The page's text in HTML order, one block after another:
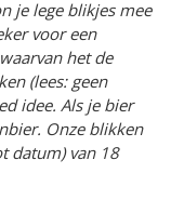
je lege blikjes mee
voor een
het de
(lees: geen
idee. Als je bier
Onze blikken
datum) van 18